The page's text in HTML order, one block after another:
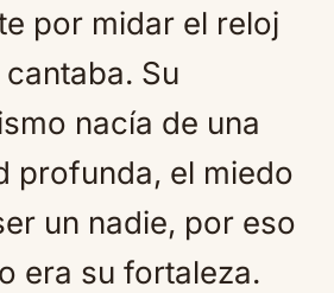
por midar el reloj
Su
nacía de una
profunda, el miedo
un nadie, por eso
era su fortaleza.